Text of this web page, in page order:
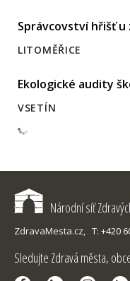
Správcovství hřišť u
LITOMĚŘICE
Ekologické audity
VSETÍN
Národní síť
ZdravaMesta.cz, T: +420
Sledujte Zdravá města,